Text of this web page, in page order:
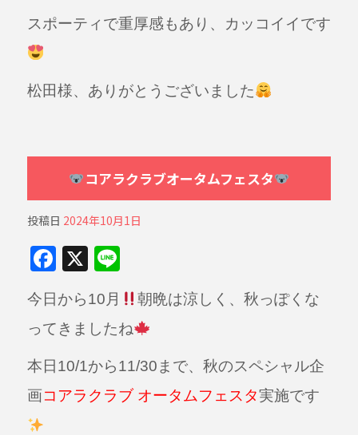
スポーティで重厚感もあり、カッコイイです
松田様、ありがとうございました
コアラクラブオータムフェスタ
投稿日 2024年10月1日
F
a
c
e
b
o
o
X Li
n
e
今日から10月
朝晩は涼しく、秋っぽくな
ってきましたね
本日10/1から11/30まで、秋のスペシャル企
画コアラクラブ オータムフェスタ実施です